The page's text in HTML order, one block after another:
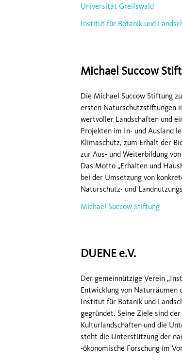
Universität Greifswald
Institut für Botanik und
Michael Succow
Die Michael Succow Stiftung
ersten Naturschutzstiftungen
wertvoller Landschaften und
Projekten im In- und Ausland
Klimaschutz, zum Erhalt der
zur Aus- und Weiterbildung
Das Motto „Erhalten und
bei der Umsetzung von
Naturschutz- und
Michael Succow Stiftung
DUENE e.V.
Der gemeinnützige Verein
Entwicklung von Naturräumen
Institut für Botanik und
gegründet. Seine Ziele sind
Kulturlandschaften und die
steht die Unterstützung der
-ökonomische Forschung im